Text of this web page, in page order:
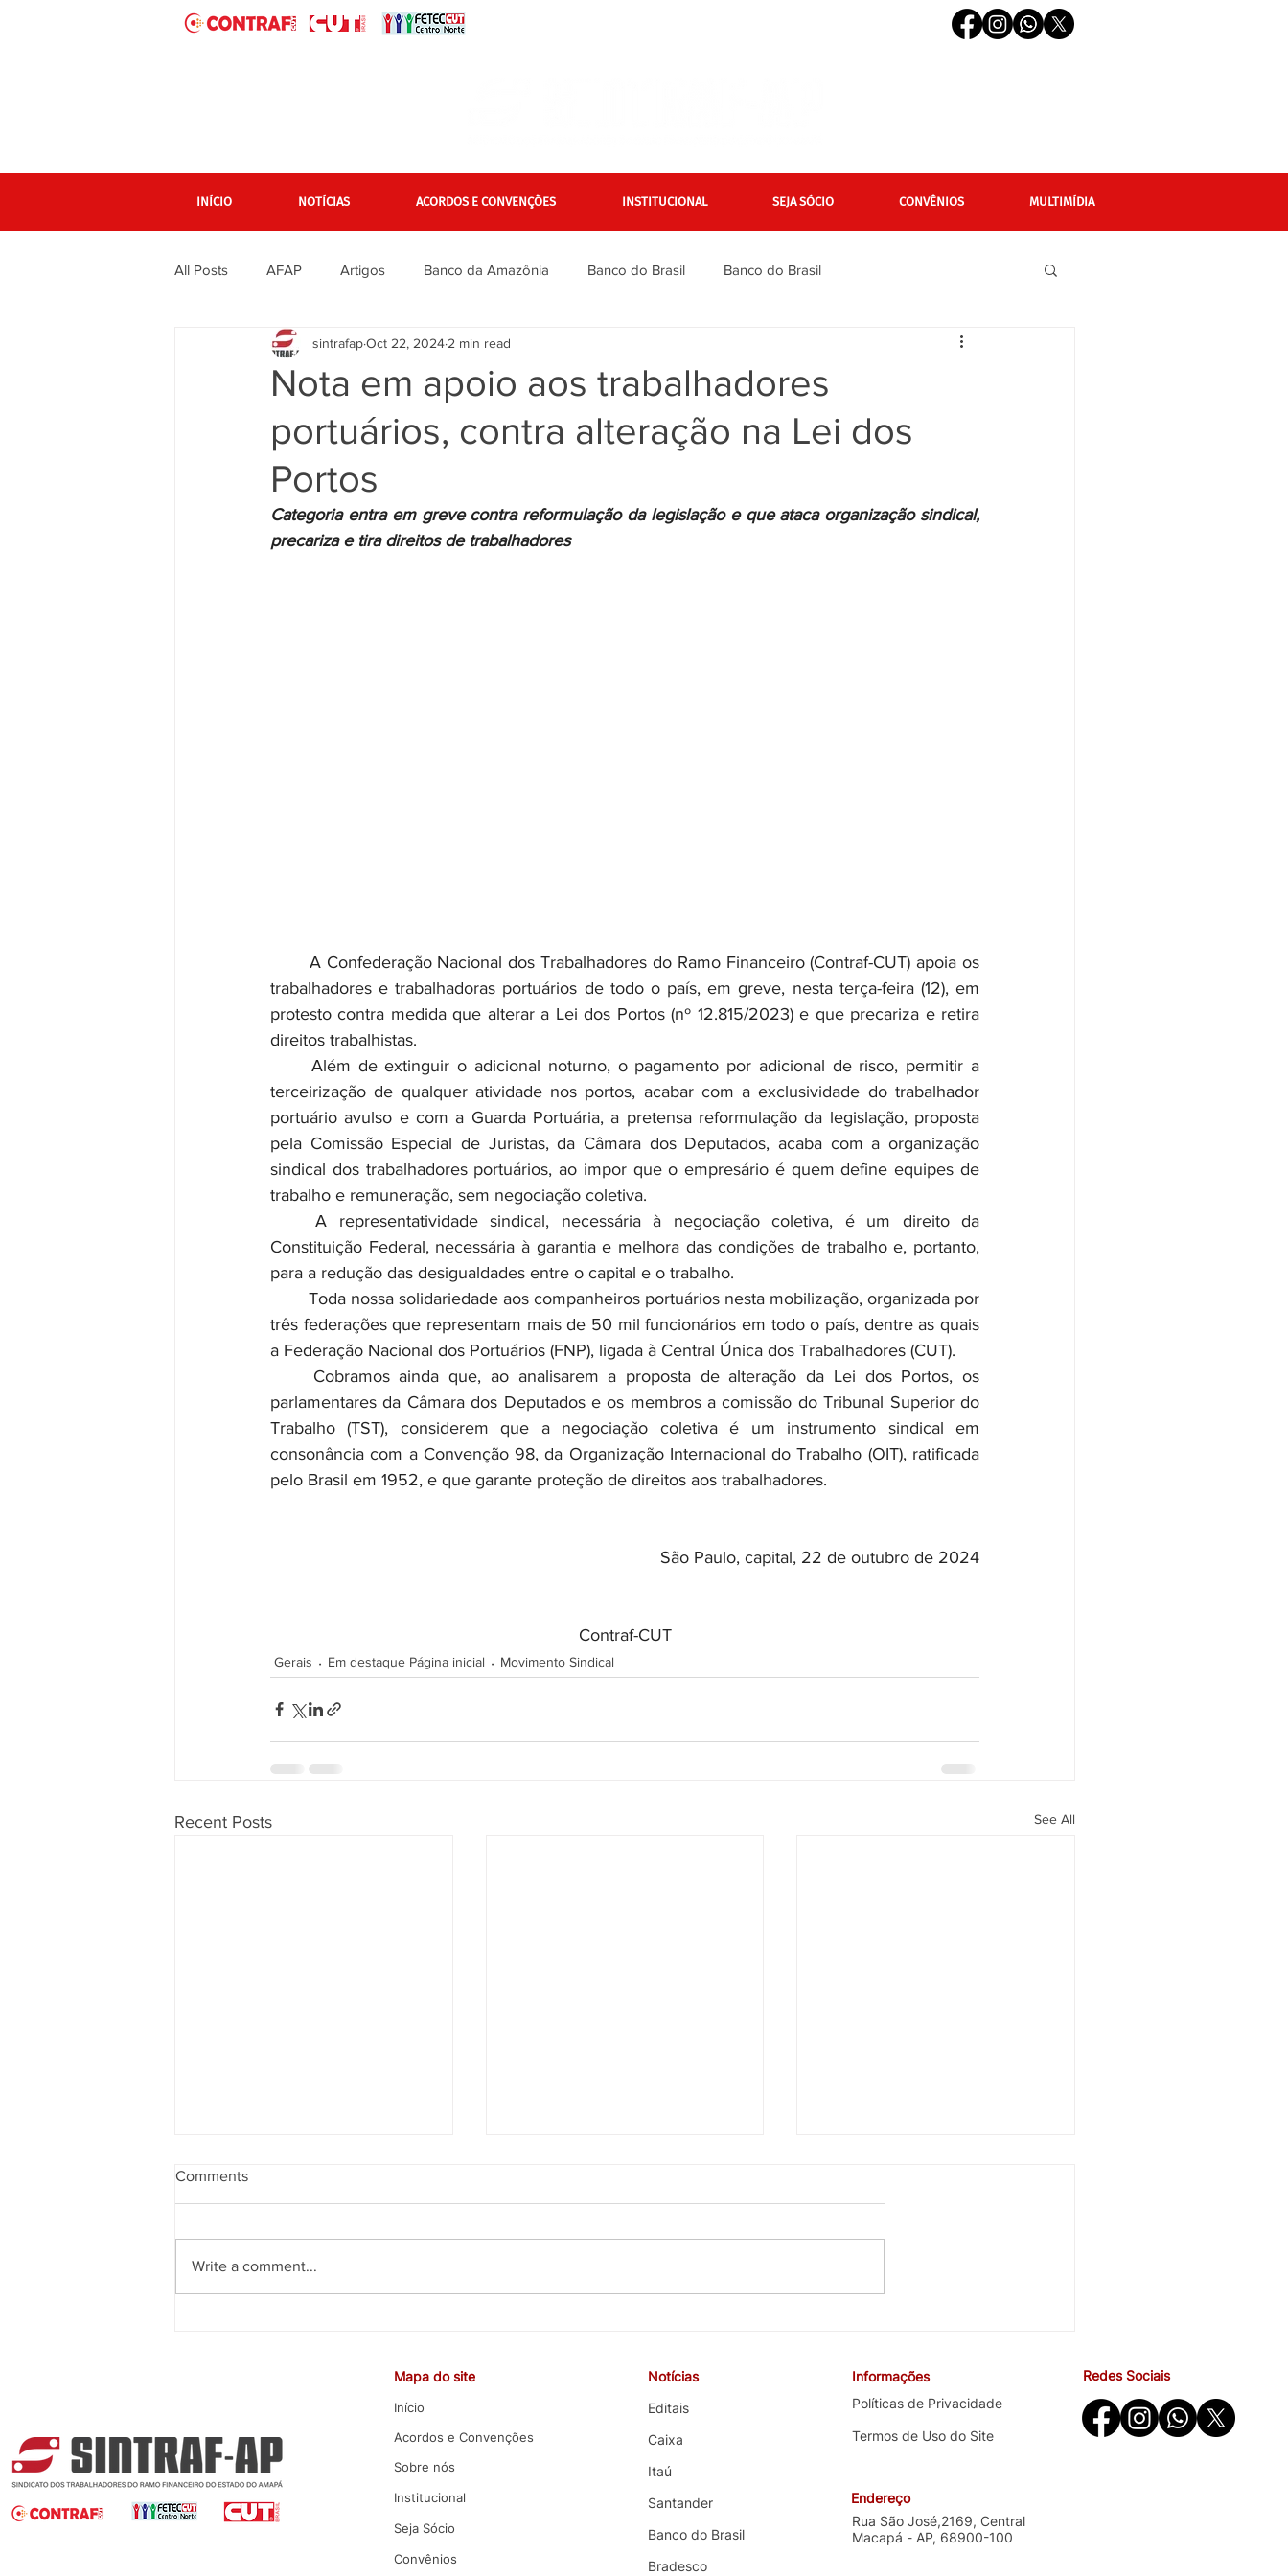
INÍCIO NOTÍCIAS ACORDOS E CONVENÇÕES INSTITUCIONAL SEJA SÓCIO CONVÊNIOS MULTIMÍDIA
All Posts AFAP Artigos Banco da Amazônia Banco do Brasil Banco do Brasil
banner grande pagina inicial Bradesco Editais
Em destaque Página inicial Financiários Gerais Itaú Itaú Unibanco Jurídico LGBTQIAPN+
Nota em apoio aos trabalhadores
portuários, contra alteração na Lei dos
Portos
sintrafapOct 22, 2024 2 min read
Categoria entra em greve contra reformulação da legislação e que ataca organização sindical,
precariza e tira direitos de trabalhadores
trabalhadores e trabalhadoras portuários de todo o país, em greve, nesta terça-feira (12), em
protesto contra medida que alterar a Lei dos Portos (nº 12.815/2023) e que precariza e retira
direitos trabalhistas.
terceirização de qualquer atividade nos portos, acabar com a exclusividade do trabalhador
portuário avulso e com a Guarda Portuária, a pretensa reformulação da legislação, proposta
pela Comissão Especial de Juristas, da Câmara dos Deputados, acaba com a organização
sindical dos trabalhadores portuários, ao impor que o empresário é quem define equipes de
trabalho e remuneração, sem negociação coletiva.
	A representatividade sindical, necessária à negociação coletiva, é um direito da
Constituição Federal, necessária à garantia e melhora das condições de trabalho e, portanto,
para a redução das desigualdades entre o capital e o trabalho.
três federações que representam mais de 50 mil funcionários em todo o país, dentre as quais
a Federação Nacional dos Portuários (FNP), ligada à Central Única dos Trabalhadores (CUT).
parlamentares da Câmara dos Deputados e os membros a comissão do Tribunal Superior do
Trabalho (TST), considerem que a negociação coletiva é um instrumento sindical em
consonância com a Convenção 98, da Organização Internacional do Trabalho (OIT), ratificada
pelo Brasil em 1952, e que garante proteção de direitos aos trabalhadores.
São Paulo, capital, 22 de outubro de 2024
Contraf-CUT
Gerais Em destaque Página inicial Movimento Sindical
Recent Posts See All
de trabalho em negociação
com o Banco do Brasil
com o Santander
Comments
Write a comment...
Mapa do site
Início
Acordos e Convenções
Sobre nós
Institucional
Seja Sócio
Convênios
Notícias
Editais
Caixa
Itaú
Santander
Banco do Brasil
Bradesco
Informações
Políticas de Privacidade
Termos de Uso do Site
Redes Sociais
Endereço
Rua São José,2169, Central
Macapá - AP, 68900-100